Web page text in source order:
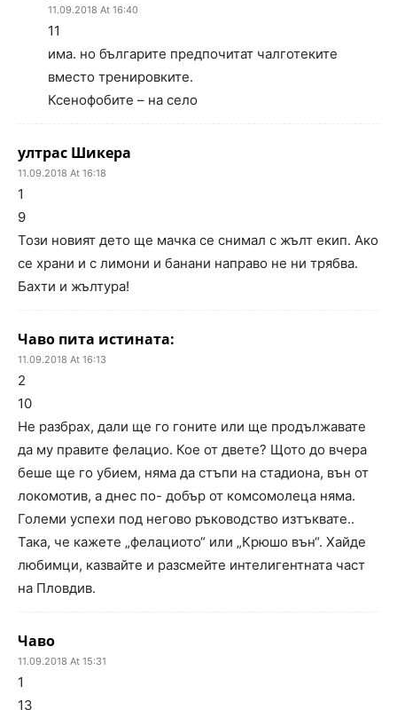
11.09.2018 At 16:40
11
има. но българите предпочитат чалготеките
вместо тренировките.
Ксенофобите – на село
ултрас Шикера
11.09.2018 At 16:18
1
9
Този новият дето ще мачка се снимал с жълт екип. Ако
се храни и с лимони и банани направо не ни трябва.
Бахти и жълтура!
Чаво пита истината:
11.09.2018 At 16:13
2
10
Не разбрах, дали ще го гоните или ще продължавате
да му правите фелацио. Кое от двете? Щото до вчера
беше ще го убием, няма да стъпи на стадиона, вън от
локомотив, а днес по- добър от комсомолеца няма.
Големи успехи под негово ръководство изтъквате..
Така, че кажете „фелациото“ или „Крюшо вън“. Хайде
любимци, казвайте и разсмейте интелигентната част
на Пловдив.
Чаво
11.09.2018 At 15:31
1
13